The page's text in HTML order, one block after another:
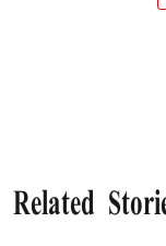
Related